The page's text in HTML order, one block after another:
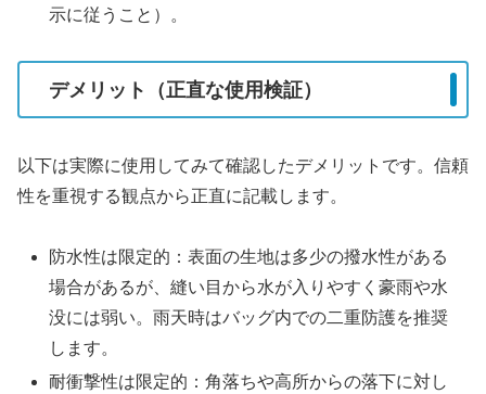
示に従うこと）。
デメリット（正直な使用検証）
以下は実際に使用してみて確認したデメリットです。信頼
性を重視する観点から正直に記載します。
防水性は限定的：表面の生地は多少の撥水性がある
場合があるが、縫い目から水が入りやすく豪雨や水
没には弱い。雨天時はバッグ内での二重防護を推奨
します。
耐衝撃性は限定的：角落ちや高所からの落下に対し